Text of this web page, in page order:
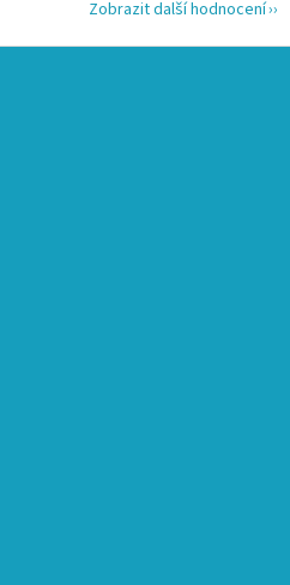
Zobrazit další hodnocení